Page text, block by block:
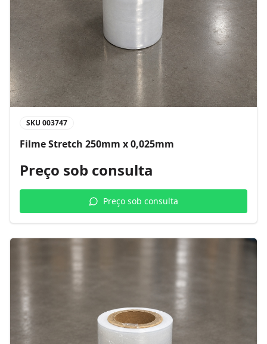
SKU 003747
Filme Stretch 250mm x 0,025mm
Preço sob consulta
Preço sob consulta